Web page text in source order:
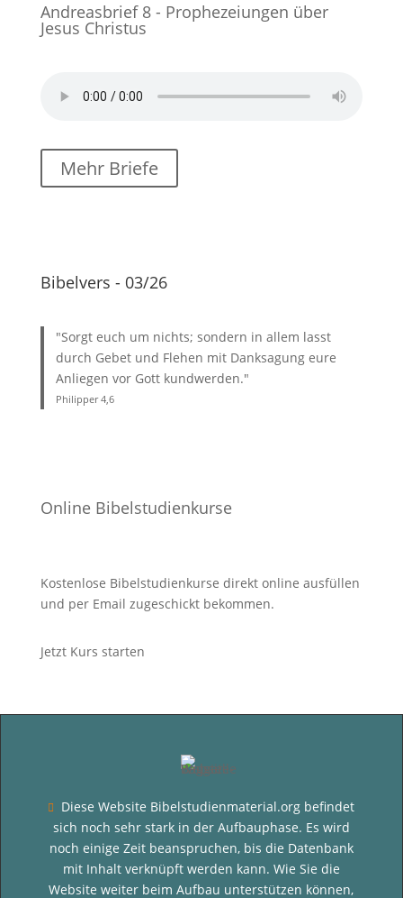
Andreasbrief 8 - Prophezeiungen über
Jesus Christus
Mehr Briefe
Bibelvers - 03/26
"Sorgt euch um nichts; sondern in allem lasst
durch Gebet und Flehen mit Danksagung eure
Anliegen vor Gott kundwerden."
Philipper 4,6
Online Bibelstudienkurse
Kostenlose Bibelstudienkurse direkt online ausfüllen
und per Email zugeschickt bekommen.
Jetzt Kurs starten

Diese Website Bibelstudienmaterial.org befindet
sich noch sehr stark in der Aufbauphase. Es wird
noch einige Zeit beanspruchen, bis die Datenbank
mit Inhalt verknüpft werden kann. Wie Sie die
Website weiter beim Aufbau unterstützen können,